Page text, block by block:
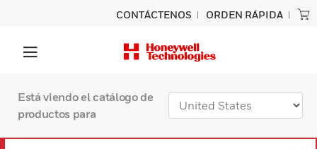
CONTÁCTENOS ORDEN RÁPIDA
Está viendo el catálogo de
productos para